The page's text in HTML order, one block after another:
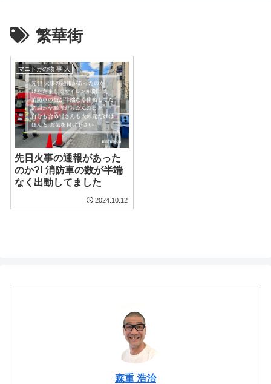
繁華街
マニトガの物 事 人
先日火事の通報があった
のか?! 消防車の数が半端
なく出動してました
2024.10.12
森重 浩治